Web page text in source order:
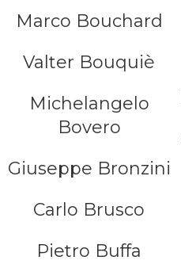
Marco Bouchard
Valter Bouquiè
Michelangelo
Bovero
Giuseppe Bronzini
Carlo Brusco
Pietro Buffa